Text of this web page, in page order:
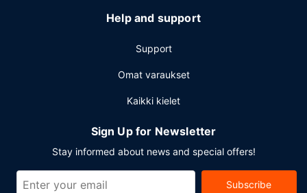
Help and support
Support
Omat varaukset
Kaikki kielet
Sign Up for Newsletter
Stay informed about news and special offers!
Subscribe